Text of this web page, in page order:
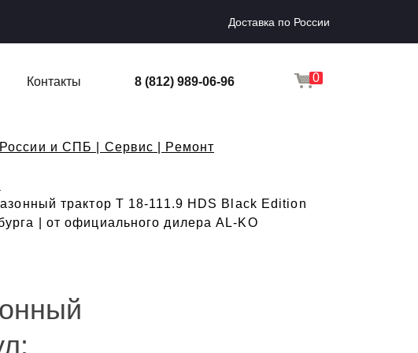
Доставка по России
Контакты 8 (812) 989-06-96 0
и СПБ | Сервис | Ремонт
трактор T 18-111.9 HDS Black Edition
| от официального дилера AL-KO